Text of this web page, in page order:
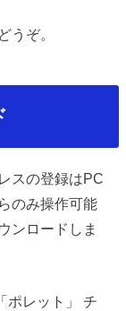
うぞ。
スの登録はPC
のみ操作可能
ンロードしま
ポレット」 チ